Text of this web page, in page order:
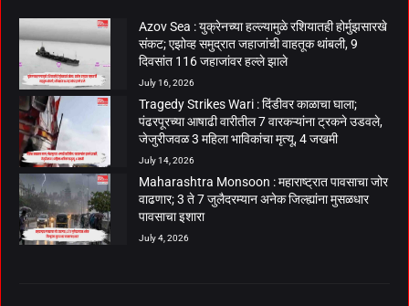
Azov Sea : युक्रेनच्या हल्ल्यामुळे रशियातही होर्मुझसारखे
संकट; एझोव्ह समुद्रात जहाजांची वाहतूक थांबली, 9
दिवसांत 116 जहाजांवर हल्ले झाले
July 16, 2026
Tragedy Strikes Wari : दिंडीवर काळाचा घाला;
पंढरपूरच्या आषाढी वारीतील 7 वारकऱ्यांना ट्रकने उडवले,
जेजुरीजवळ 3 महिला भाविकांचा मृत्यू, 4 जखमी
July 14, 2026
Maharashtra Monsoon : महाराष्ट्रात पावसाचा जोर
वाढणार; 3 ते 7 जुलैदरम्यान अनेक जिल्ह्यांना मुसळधार
पावसाचा इशारा
July 4, 2026